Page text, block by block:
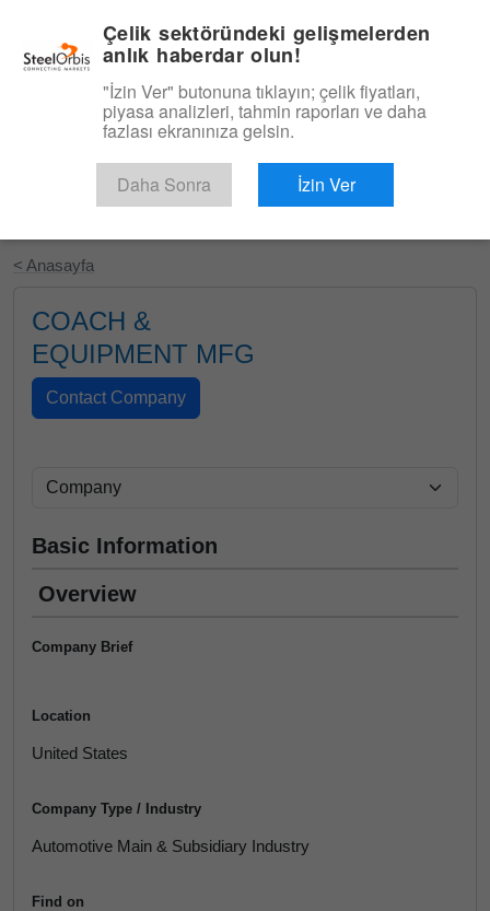
Ücretsiz Deneyin
< Anasayfa
COACH &
EQUIPMENT MFG
Basic Information
Overview
Company Brief
Location
United States
Company Type / Industry
Automotive Main & Subsidiary Industry
Find on
Çelik sektöründeki gelişmelerden
anlık haberdar olun!
"İzin Ver" butonuna tıklayın; çelik fiyatları,
piyasa analizleri, tahmin raporları ve daha
fazlası ekranınıza gelsin.
Daha Sonra İzin Ver